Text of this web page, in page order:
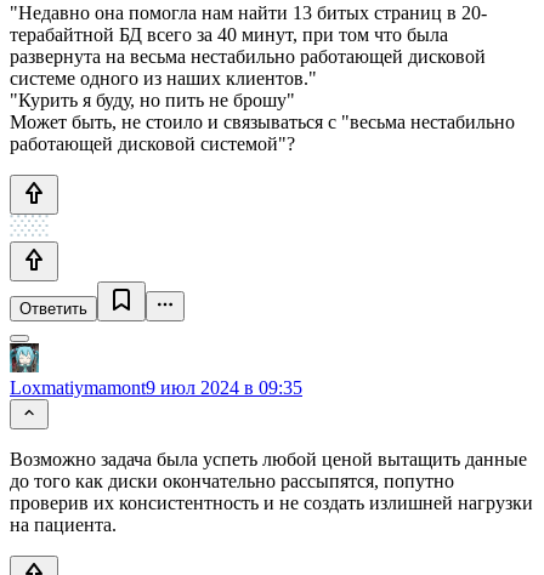
"Недавно она помогла нам найти 13 битых страниц в 20-
терабайтной БД всего за 40 минут, при том что была
развернута на весьма нестабильно работающей дисковой
системе одного из наших клиентов."
"Курить я буду, но пить не брошу"
Может быть, не стоило и связываться с "весьма нестабильно
работающей дисковой системой"?
Ответить
Loxmatiymamont9 июл 2024 в 09:35
Возможно задача была успеть любой ценой вытащить данные
до того как диски окончательно рассыпятся, попутно
проверив их консистентность и не создать излишней нагрузки
на пациента.